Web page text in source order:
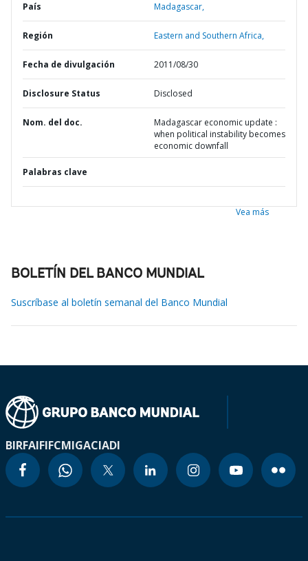
País Madagascar,
Región Eastern and Southern Africa,
Fecha de divulgación 2011/08/30
Disclosure Status Disclosed
Nom. del doc.
Madagascar economic update :
when political instability becomes
economic downfall
Palabras clave
Vea más
BOLETÍN DEL BANCO MUNDIAL
Suscríbase al boletín semanal del Banco Mundial
BIRFAIFIFCMIGACIADI